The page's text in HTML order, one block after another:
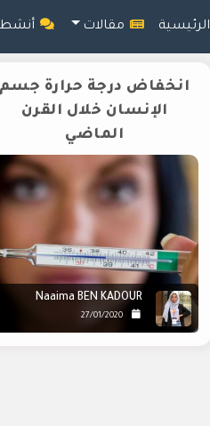
الرئيسية مقالات
انخفاض درجة حرارة جسم
الإنسان خلال القرن
الماضي
Naaima BEN KADOUR
27/01/2020